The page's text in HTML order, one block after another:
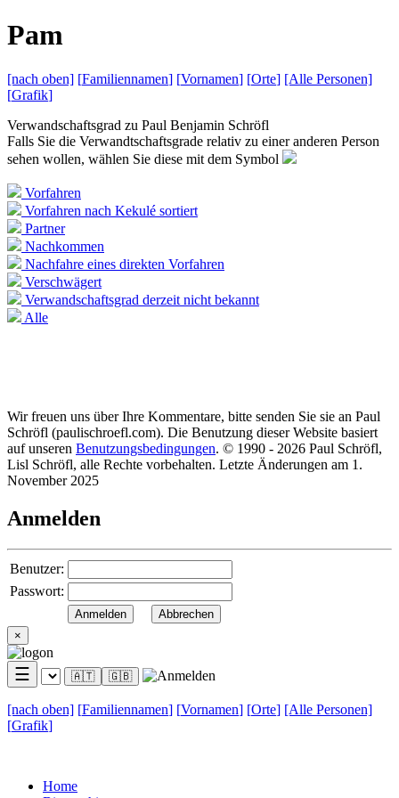
Pam
[nach oben] [Familiennamen] [Vornamen] [Orte] [Alle Personen]
[Grafik]
Verwandschaftsgrad zu Paul Benjamin Schröfl
Falls Sie die Verwandtschaftsgrade relativ zu einer anderen Person
sehen wollen, wählen Sie diese mit dem Symbol
Vorfahren
Vorfahren nach Kekulé sortiert
Partner
Nachkommen
Nachfahre eines direkten Vorfahren
Verschwägert
Verwandschaftsgrad derzeit nicht bekannt
Alle
Wir freuen uns über Ihre Kommentare, bitte senden Sie sie an Paul
Schröfl (paulischroefl.com). Die Benutzung dieser Website basiert
auf unseren Benutzungsbedingungen. © 1990 - 2026 Paul Schröfl,
Lisl Schröfl, alle Rechte vorbehalten. Letzte Änderungen am 1.
November 2025
Anmelden
Benutzer:
Passwort:
×
☰ 🇦🇹 🇬🇧
[nach oben] [Familiennamen] [Vornamen] [Orte] [Alle Personen]
[Grafik]
Home